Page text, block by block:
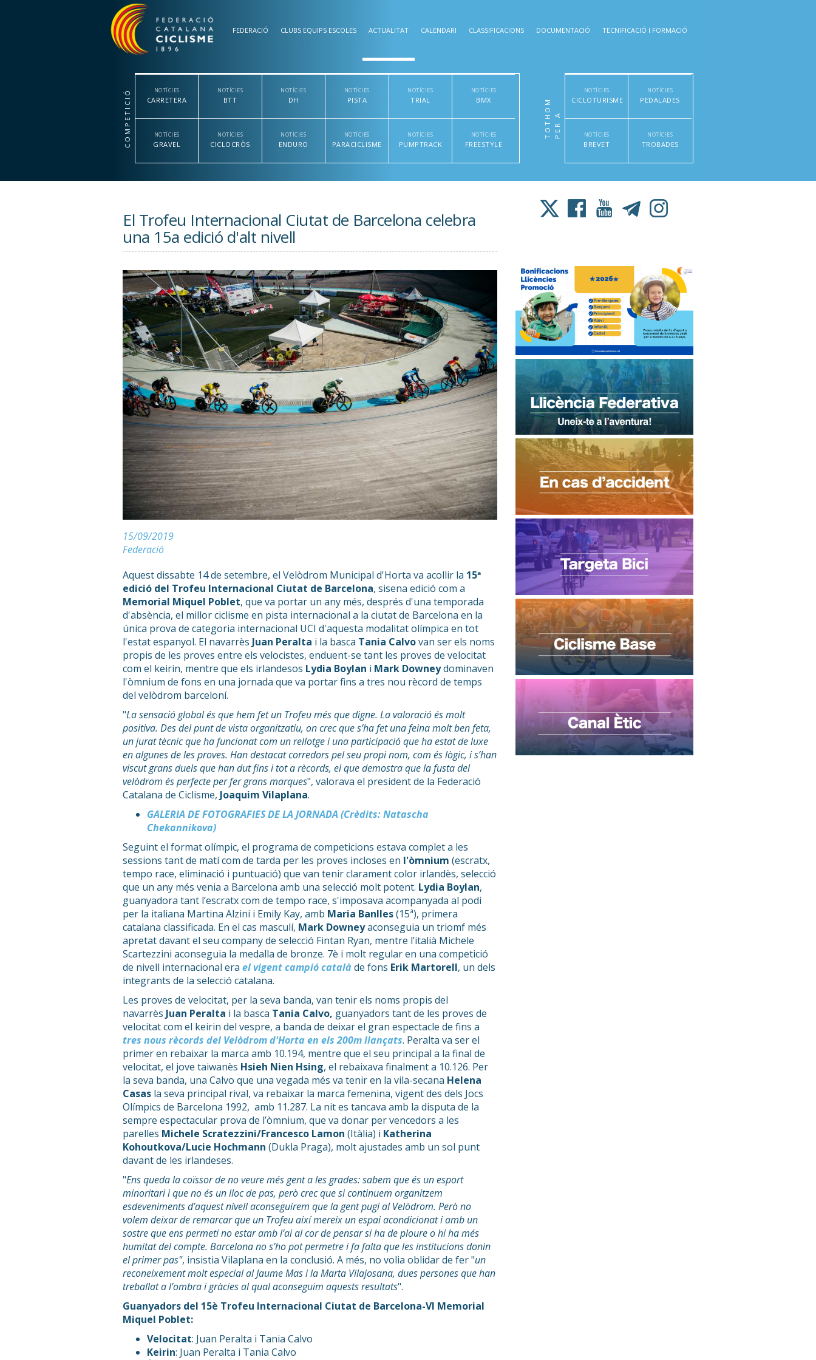
FEDERACIÓ CLUBS EQUIPS ESCOLES ACTUALITAT CALENDARI CLASSIFICACIONS DOCUMENTACIÓ TECNIFICACIÓ I FORMACIÓ
COMPETICIÓ NOTÍCIES
CARRETERA
NOTÍCIES
BTT
NOTÍCIES
DH
NOTÍCIES
PISTA
NOTÍCIES
TRIAL
NOTÍCIES
BMX
NOTÍCIES
GRAVEL
NOTÍCIES
CICLOCRÒS
NOTÍCIES
ENDURO
NOTÍCIES
PARACICLISME
NOTÍCIES
PUMPTRACK
NOTÍCIES
FREESTYLE
P
E
R
A
T
O
T
H
O
M
NOTÍCIES
CICLOTURISME
NOTÍCIES
PEDALADES
NOTÍCIES
BREVET
NOTÍCIES
TROBADES
El Trofeu Internacional Ciutat de Barcelona celebra
una 15a edició d'alt nivell
15/09/2019
Federació
Aquest dissabte 14 de setembre, el Velòdrom Municipal d'Horta va acollir la 15ª
edició del Trofeu Internacional Ciutat de Barcelona, sisena edició com a
Memorial Miquel Poblet, que va portar un any més, després d'una temporada
d'absència, el millor ciclisme en pista internacional a la ciutat de Barcelona en la
única prova de categoria internacional UCI d'aquesta modalitat olímpica en tot
l'estat espanyol. El navarrès Juan Peralta i la basca Tania Calvovan ser els noms
propis de les proves entre els velocistes, enduent-se tant les proves de velocitat
com el keirin, mentre que els irlandesos Lydia Boylan i Mark Downeydominaven
l'òmnium de fons en una jornada que va portar fins a tres nou rècord de temps
del velòdrom barceloní.
"La sensació global és que hem fet un Trofeu més que digne. La valoració és molt
positiva. Des del punt de vista organitzatiu, on crec que s’ha fet una feina molt ben feta,
un jurat tècnic que ha funcionat com un rellotge i una participació que ha estat de luxe
en algunes de les proves. Han destacat corredors pel seu propi nom, com és lògic, i s’han
viscut grans duels que han dut fins i tot a rècords, el que demostra que la fusta del
velòdrom és perfecte per fer grans marques", valorava el president de la Federació
Catalana de Ciclisme, Joaquim Vilaplana.
GALERIA DE FOTOGRAFIES DE LA JORNADA (Crèdits: Natascha
Chekannikova)
Seguint el format olímpic, el programa de competicions estava complet a les
sessions tant de matí com de tarda per les proves incloses en l'òmnium (escratx,
tempo race, eliminació i puntuació) que van tenir clarament color irlandès, selecció
que un any més venia a Barcelona amb una selecció molt potent. Lydia Boylan,
guanyadora tant l’escratx com de tempo race, s'imposava acompanyada al podi
per la italiana Martina Alzini i Emily Kay, amb Maria Banlles(15ª), primera
catalana classificada. En el cas masculí, Mark Downeyaconseguia un triomf més
apretat davant el seu company de selecció Fintan Ryan, mentre l’italià Michele
Scartezzini aconseguia la medalla de bronze. 7è i molt regular en una competició
de nivell internacional era el vigent campió català de fons Erik Martorell, un dels
integrants de la selecció catalana.
Les proves de velocitat, per la seva banda, van tenir els noms propis del
navarrès Juan Peralta i la basca Tania Calvo, guanyadors tant de les proves de
velocitat com el keirin del vespre, a banda de deixar el gran espectacle de fins a
tres nous rècords del Velòdrom d'Horta en els 200m llançats. Peralta va ser el
primer en rebaixar la marca amb 10.194, mentre que el seu principal a la final de
velocitat, el jove taiwanès Hsieh Nien Hsing, el rebaixava finalment a 10.126. Per
la seva banda, una Calvo que una vegada més va tenir en la vila-secana Helena
Casas la seva principal rival, va rebaixar la marca femenina, vigent des dels Jocs
Olímpics de Barcelona 1992, amb 11.287. La nit es tancava amb la disputa de la
sempre espectacular prova de l’òmnium, que va donar per vencedors a les
parelles Michele Scratezzini/Francesco Lamon (Itàlia) i Katherina
Kohoutkova/Lucie Hochmann (Dukla Praga), molt ajustades amb un sol punt
davant de les irlandeses.
"Ens queda la coïssor de no veure més gent a les grades: sabem que és un esport
minoritari i que no és un lloc de pas, però crec que si continuem organitzem
esdeveniments d’aquest nivell aconseguirem que la gent pugi al Velòdrom. Però no
volem deixar de remarcar que un Trofeu així mereix un espai acondicionat i amb un
sostre que ens permeti no estar amb l’ai al cor de pensar si ha de ploure o hi ha més
humitat del compte. Barcelona no s’ho pot permetre i fa falta que les institucions donin
el primer pas", insistia Vilaplana en la conclusió. A més, no volia oblidar de fer "un
reconeixement molt especial al Jaume Mas i la Marta Vilajosana, dues persones que han
treballat a l’ombra i gràcies al qual aconseguim aquests resultats".
Guanyadors del 15è Trofeu Internacional Ciutat de Barcelona-VI Memorial
Miquel Poblet:
Velocitat: Juan Peralta i Tania Calvo
Keirin: Juan Peralta i Tania Calvo